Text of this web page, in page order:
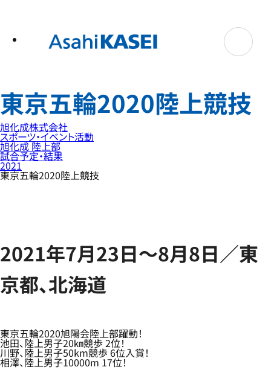
東京五輪2020陸上競技
旭化成株式会社
スポーツ・イベント活動
旭化成 陸上部
試合予定・結果
2021
東京五輪2020陸上競技
2021年7月23日～8月8日／東
京都、北海道
東京五輪2020旭陽会陸上部躍動！
池田、陸上男子20㎞競歩 2位！
川野、陸上男子50km競歩 6位入賞！
相澤、陸上男子10000m 17位！